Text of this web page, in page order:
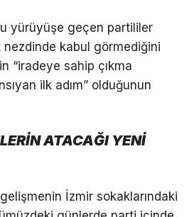
yürüyüşe geçen partililer
nezdinde kabul görmediğini
“iradeye sahip çıkma
ilk adım” olduğunun
ATACAĞI YENİ
İzmir sokaklarındaki